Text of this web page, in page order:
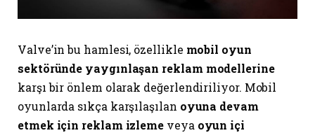
Valve’in bu hamlesi, özellikle mobil oyun
sektöründe yaygınlaşan reklam modellerine
karşı bir önlem olarak değerlendiriliyor. Mobil
oyunlarda sıkça karşılaşılan oyuna devam
etmek için reklam izleme veya oyun içi